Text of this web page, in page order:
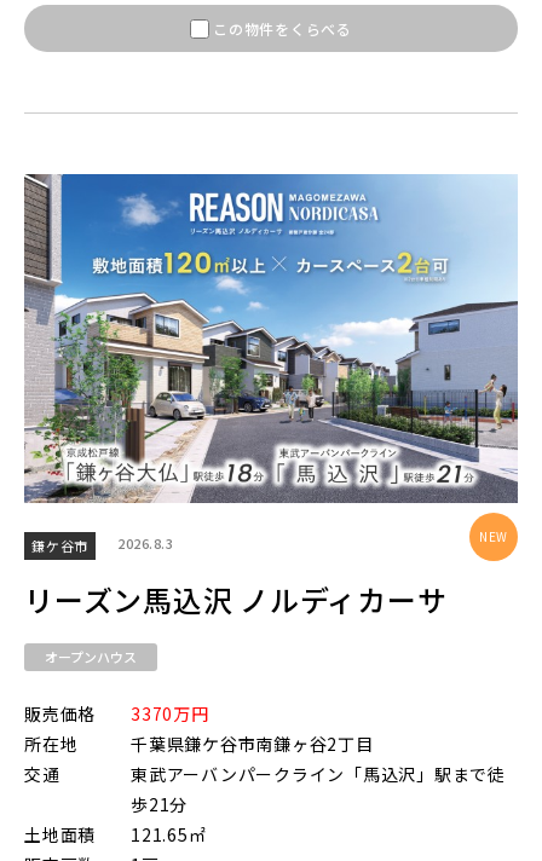
松戸市(4)
野田市(1)
足立区(0) 葛飾区(2)
江戸川区(1)
東久留米市(2)
物件を検索する
駅から探す
JR
JR京浜東北線
JR埼京線
すべて
この物件をくらべる
鎌ケ谷市 2026.8.3
リーズン馬込沢 ノルディカーサ
オープンハウス
販売価格
3370万円
所在地
千葉県鎌ケ谷市南鎌ヶ谷2丁目
交通
東武アーバンパークライン「馬込沢」駅まで徒
歩21分
土地面積
121.65㎡